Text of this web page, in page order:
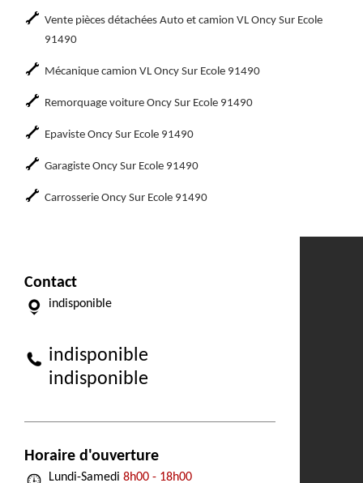
Vente pièces détachées Auto et camion VL Oncy Sur Ecole
91490
Mécanique camion VL Oncy Sur Ecole 91490
Remorquage voiture Oncy Sur Ecole 91490
Epaviste Oncy Sur Ecole 91490
Garagiste Oncy Sur Ecole 91490
Carrosserie Oncy Sur Ecole 91490
Contact
indisponible
indisponible
indisponible
Horaire d'ouverture
Lundi-Samedi 8h00 - 18h00